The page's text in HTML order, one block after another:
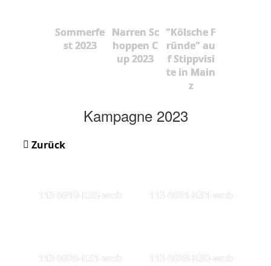
Sommerfe
st 2023
Narren Sc
hoppen C
up 2023
"Kölsche F
ründe" au
f Stippvisi
te in Main
z
Kampagne 2023
Zurück
113 6919-KS6-web 113 6921-KS1-web
113 6926-KS1-web 113 6928-KS0-web